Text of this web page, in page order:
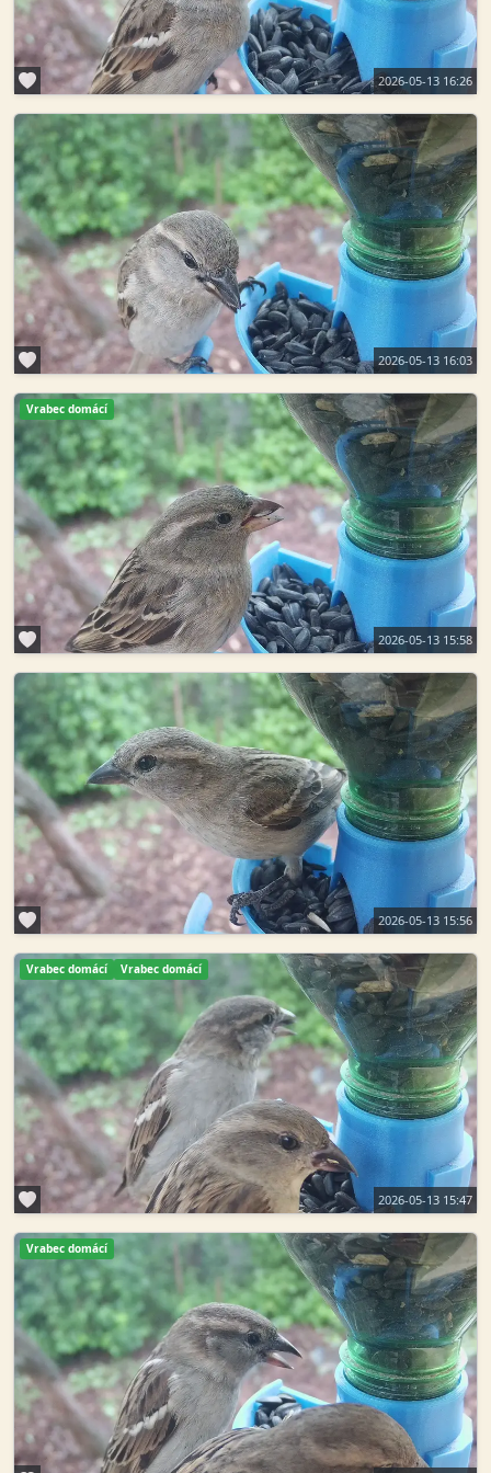
2026-05-13 16:26
2026-05-13 16:03
Vrabec domácí
2026-05-13 15:58
2026-05-13 15:56
Vrabec domácí Vrabec domácí
2026-05-13 15:47
Vrabec domácí